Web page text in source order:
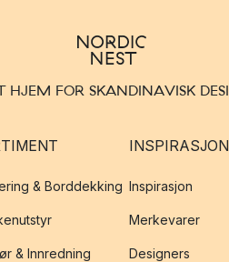
HJEM FOR SKANDINAVISK
& Borddekking
& Innredning
INSPIRASJON
Inspirasjon
Merkevarer
Designers